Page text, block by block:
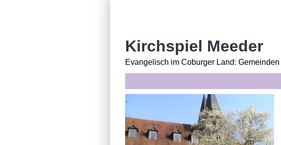
Kirchspiel Meeder
Evangelisch im Coburger Land: